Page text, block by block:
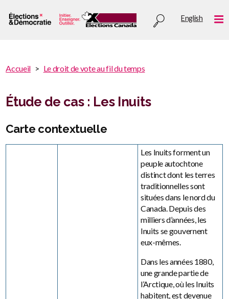
au
Utility
English
are
here
You
Accueil Le droit de vote au fil du temps
Étude de cas : Les Inuits
Carte contextuelle
Les Inuits forment un
peuple autochtone
distinct dont les terres
traditionnelles sont
situées dans le nord du
Canada. Depuis des
milliers d’années, les
Inuits se gouvernent
eux-mêmes.
Dans les années 1880,
une grande partie de
l’Arctique, où les Inuits
habitent, est devenue